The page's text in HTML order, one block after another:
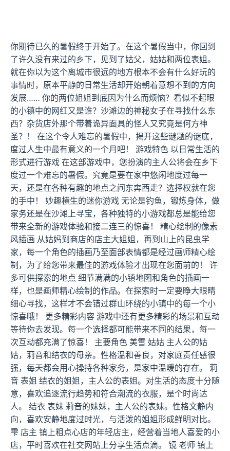
你期待已久的暑假终于开始了。在这个暑假当中，你回到
了许久没有来过的乡下，见到了姑父，姑姑和两位表姐。
就在你以为这个离城市很远的地方根本不会有什么好玩的
事情时，原本平静的日常生活却开始朝着意想不到的方向
发展…… 你的两位姐姐到底因为什么而烦恼？看似不起眼
的小镇中的网红又是谁？沙滩边的神秘女子在寻找什么东
西？杂货店外那个带着诡异面具的怪人又究竟是何方神
圣？！ 在这个令人难忘的暑假中，揭开这些谜题的谜底，
度过人生中最有意义的一个月吧！ 游戏特色 以日常生活的
形式进行游戏 在这部游戏中，您扮演的主人公将会在乡下
度过一个难忘的暑假。究竟是要在家中悠闲地度过每一
天，还是在各种有趣的地点之间东奔西走？选择权就在您
的手中！ 妙趣横生的迷你游戏 无论是钓鱼，锻炼身体，做
家务还是在沙滩上寻宝，各种独特的小游戏都总是能给您
带来全新的游戏体验和接二连三的惊喜！ 精心绘制的像素
风插画 从姑妈到商店的店主大姐姐，再到山上的昆虫学
家，每一个角色的插画乃至面部表情都是经过画师精心绘
制，为了给您带来最佳的游戏体验才出现在您面前的！ 许
多可供探索的地点 细节满满的小镇地图和角色的插画一
样，也是画师精心绘制的作品。在探索时一定要睁大眼睛
细心寻找，这样才不会错过群山环绕的小镇中的每一个小
惊喜哦！ 更多精彩内容 游戏中还有更多精彩的场景和互动
等待你去发现。每一个选择都可能带来不同的结果，每一
次互动都充满了惊喜！ 主要角色 美雪 姑姑 主人公的姑
姑，莉音和结衣的母亲。性格温和善良，对家庭责任感很
强，每天都会用心操持各种家务，是家中温暖的存在。 莉
音 表姐 结衣的姐姐，主人公的表姐。对生活的态度十分随
意，喜欢追逐流行趋势和符合潮流的衣服，是个时尚达
人。 结衣 表妹 莉音的妹妹，主人公的表妹。性格文静内
向，喜欢安静地度过时光，与活泼的姐姐形成鲜明对比。
雫 店主 镇上粗点心店的年轻店主，经营着当地人喜爱的小
店，平时喜欢在社交网站上分享生活点滴。 镜 老师 镇上